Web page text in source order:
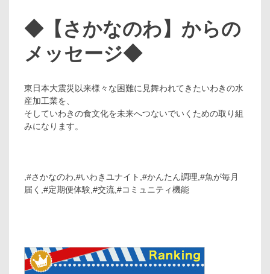
◆【さかなのわ】からの
メッセージ◆
東日本大震災以来様々な困難に見舞われてきたいわきの水
産加工業を、
そしていわきの食文化を未来へつないでいくための取り組
みになります。
,#さかなのわ,#いわきユナイト,#かんたん調理,#魚が毎月
届く,#定期便体験,#交流,#コミュニティ機能